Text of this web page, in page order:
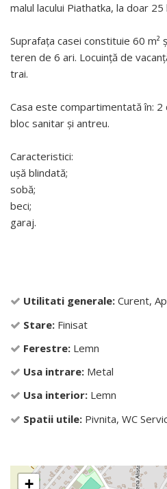
malul lacului Piathatka, la doar 25
Suprafața casei constituie 60 m²
teren de 6 ari. Locuință de
trai.
Casa este compartimentată în: 2
bloc sanitar și antreu.
Caracteristici:
ușă blindată;
sobă;
beci;
garaj.
Utilitati generale: Curent,
Stare: Finisat
Ferestre: Lemn
Usa intrare: Metal
Usa interior: Lemn
Spatii utile: Pivnita, WC
+